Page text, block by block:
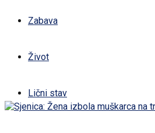
Zabava
Život
Lični stav